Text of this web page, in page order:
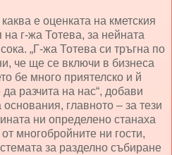
е оценката на кметския
на г-жа Тотева, за нейната
„Г-жа Тотева си тръгна по
че ще се включи в бизнеса
бе много приятелско и й
разчита на нас“, добави
главното – за тези
ни определено станаха
многобройните ни гости,
за разделно събиране